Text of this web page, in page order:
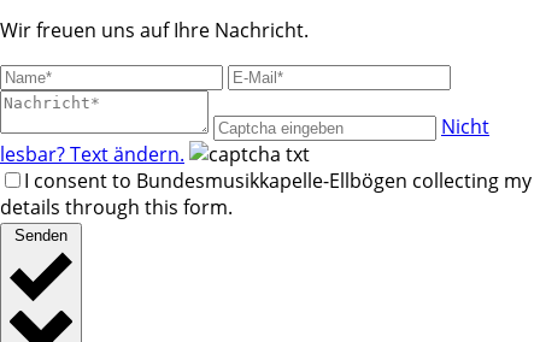
Wir freuen uns auf Ihre Nachricht.
Nicht
lesbar? Text ändern.
I consent to Bundesmusikkapelle-Ellbögen collecting my
details through this form.
Senden